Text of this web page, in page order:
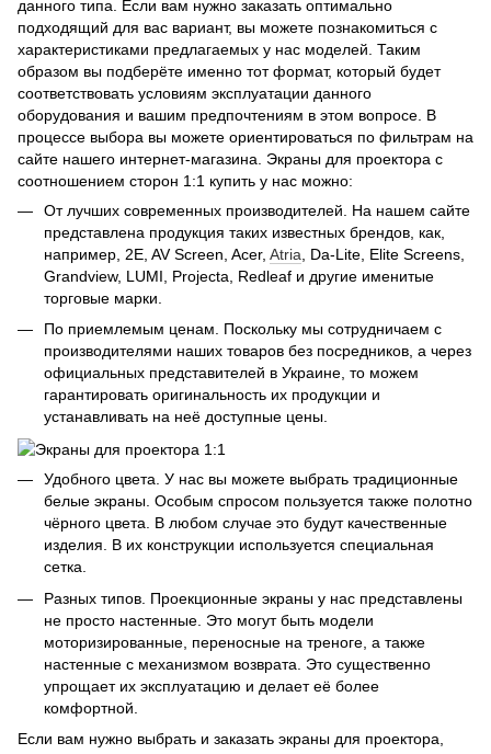
данного типа. Если вам нужно заказать оптимально
подходящий для вас вариант, вы можете познакомиться с
характеристиками предлагаемых у нас моделей. Таким
образом вы подберёте именно тот формат, который будет
соответствовать условиям эксплуатации данного
оборудования и вашим предпочтениям в этом вопросе. В
процессе выбора вы можете ориентироваться по фильтрам на
сайте нашего интернет-магазина. Экраны для проектора с
соотношением сторон 1:1 купить у нас можно:
От лучших современных производителей. На нашем сайте
представлена продукция таких известных брендов, как,
например, 2E, AV Screen, Acer, Atria , Da-Lite, Elite Screens,
Grandview, LUMI, Projecta, Redleaf и другие именитые
торговые марки.
По приемлемым ценам. Поскольку мы сотрудничаем с
производителями наших товаров без посредников, а через
официальных представителей в Украине, то можем
гарантировать оригинальность их продукции и
устанавливать на неё доступные цены.
Удобного цвета. У нас вы можете выбрать традиционные
белые экраны. Особым спросом пользуется также полотно
чёрного цвета. В любом случае это будут качественные
изделия. В их конструкции используется специальная
сетка.
Разных типов. Проекционные экраны у нас представлены
не просто настенные. Это могут быть модели
моторизированные, переносные на треноге, а также
настенные с механизмом возврата. Это существенно
упрощает их эксплуатацию и делает её более
комфортной.
Если вам нужно выбрать и заказать экраны для проектора,